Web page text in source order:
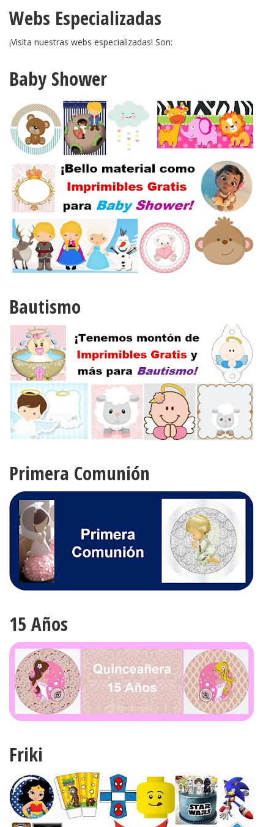
Webs Especializadas
¡Visita nuestras webs especializadas! Son:
Baby Shower
Bautismo
Primera Comunión
15 Años
Friki